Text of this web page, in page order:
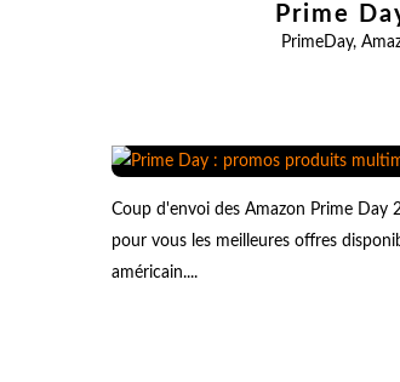
Prime
PrimeDay,
Coup d'envoi des Amazon Prime Day
pour vous les meilleures offres
américain....